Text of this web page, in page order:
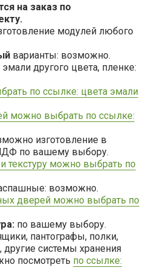
на заказ по
модулей любого
варианты: возможно.
эмали другого цвета, пленке:
по ссылке: цвета эмали
можно выбрать по ссылке:
изготовление в
по вашему выбору.
текстуру можно выбрать по
возможно.
дверей можно выбрать по
по вашему выбору.
пантографы, полки,
системы хранения
посмотреть по ссылке: